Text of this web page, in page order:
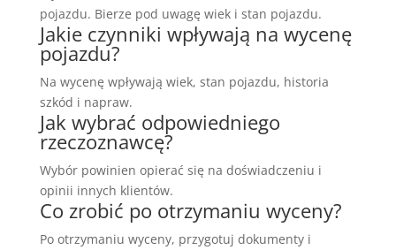
pojazdu. Bierze pod uwagę wiek i stan pojazdu.
Jakie czynniki wpływają na wycenę
pojazdu?
Na wycenę wpływają wiek, stan pojazdu, historia
szkód i napraw.
Jak wybrać odpowiedniego
rzeczoznawcę?
Wybór powinien opierać się na doświadczeniu i
opinii innych klientów.
Co zrobić po otrzymaniu wyceny?
Po otrzymaniu wyceny, przygotuj dokumenty i